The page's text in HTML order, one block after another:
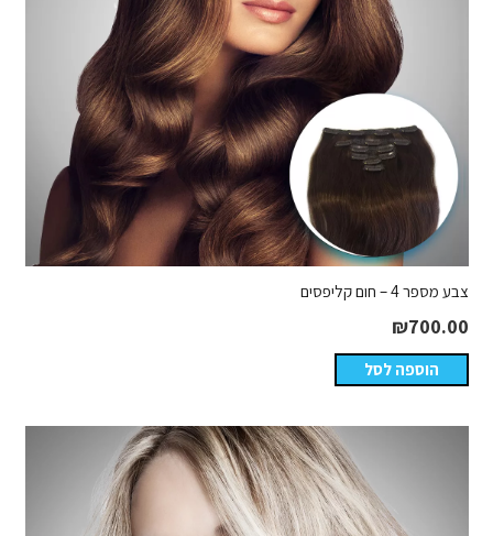
צבע מספר 4 – חום קליפסים
₪700.00
הוספה לסל